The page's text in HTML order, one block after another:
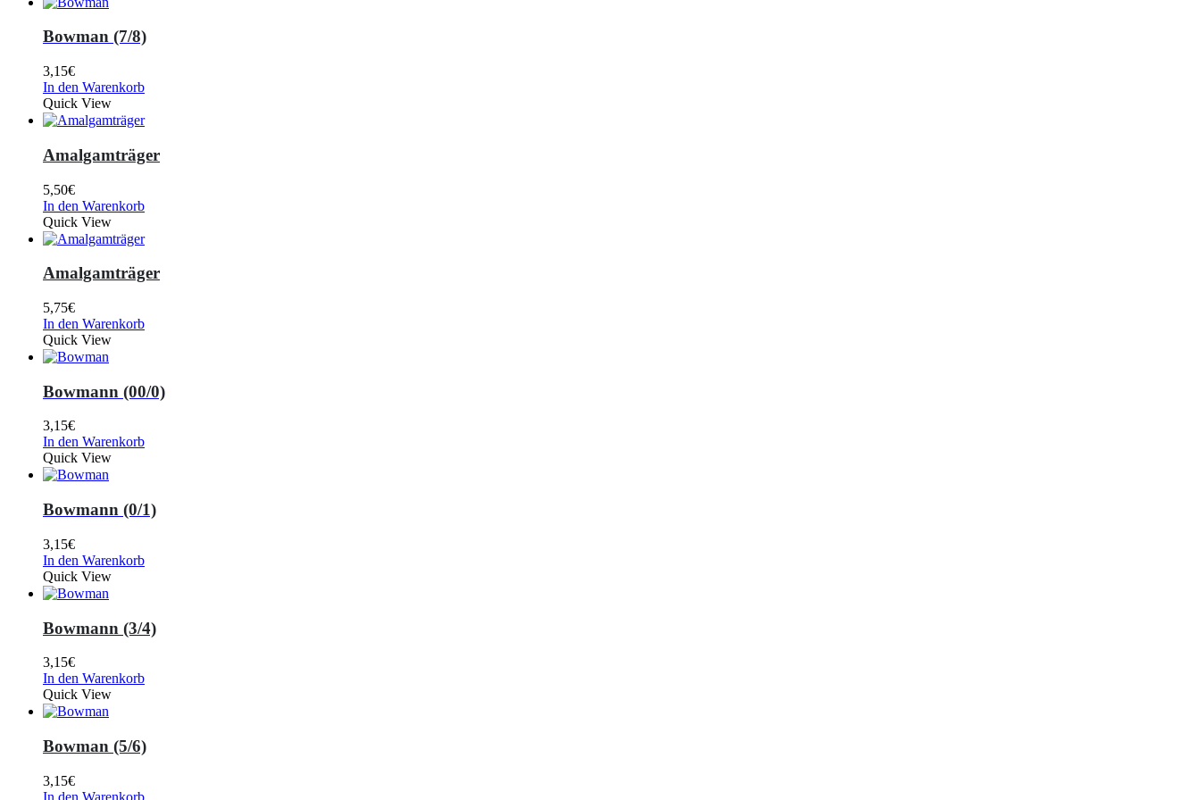
Bowman (7/8)
3,15€
In den Warenkorb
Quick View
Amalgamträger
5,50€
In den Warenkorb
Quick View
Amalgamträger
5,75€
In den Warenkorb
Quick View
Bowmann (00/0)
3,15€
In den Warenkorb
Quick View
Bowmann (0/1)
3,15€
In den Warenkorb
Quick View
Bowmann (3/4)
3,15€
In den Warenkorb
Quick View
Bowman (5/6)
3,15€
In den Warenkorb